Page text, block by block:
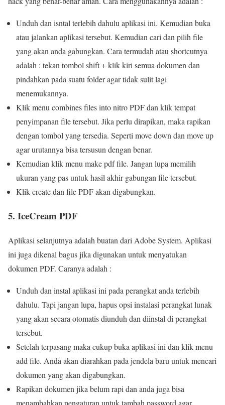
Unduh dan isntal terlebih dahulu aplikasi ini. Kemudian buka
atau jalankan aplikasi tersebut. Kemudian cari dan pilih file
yang akan anda gabungkan. Cara termudah atau shortcutnya
adalah : tekan tombol shift + klik kiri semua dokumen dan
pindahkan pada suatu folder agar tidak sulit lagi
menemukannya.
Klik menu combines files into nitro PDF dan klik tempat
penyimpanan file tersebut. Jika perlu dirapikan, maka rapikan
dengan tombol yang tersedia. Seperti move down dan move up
agar urutannya bisa tersusun dengan benar.
Kemudian klik menu make pdf file. Jangan lupa memilih
ukuran yang pas untuk hasil akhir gabungan file tersebut.
Klik create dan file PDF akan digabungkan.
5. IceCream PDF
Aplikasi selanjutnya adalah buatan dari Adobe System. Aplikasi
ini juga dikenal bagus jika digunakan untuk menyatukan
dokumen PDF. Caranya adalah :
Unduh dan instal aplikasi ini pada perangkat anda terlebih
dahulu. Tapi jangan lupa, hapus opsi instalasi perangkat lunak
yang akan secara otomatis diunduh dan diinstal di perangkat
tersebut.
Setelah terpasang maka cukup buka aplikasi ini dan klik menu
add file. Anda akan diarahkan pada jendela baru untuk mencari
dokumen yang akan digabungkan.
Rapikan dokumen jika belum rapi dan anda juga bisa
menambahkan pengaturan untuk tambah password agar